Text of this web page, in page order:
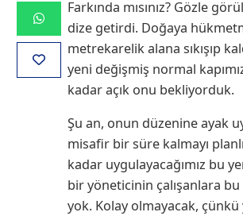
Farkında mısınız? Gözle
dize getirdi. Doğaya
metrekarelik alana sıkışıp
yeni değişmiş normal
kadar açık onu bekliyorduk.
Şu an, onun düzenine ayak
misafir bir süre kalmayı
kadar uygulayacağımız bu
bir yöneticinin çalışanlara
yok. Kolay olmayacak,